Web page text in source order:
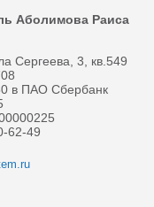
Аболимова Раиса
Сергеева, 3, кв.549
в ПАО Сбербанк
62-49